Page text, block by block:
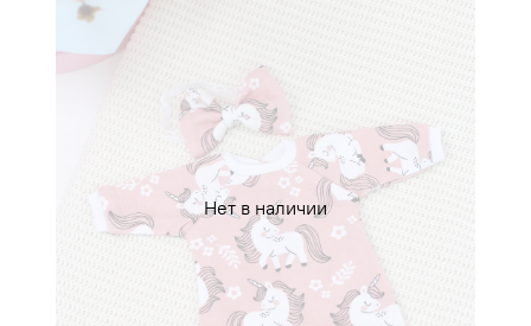
Нет в наличии